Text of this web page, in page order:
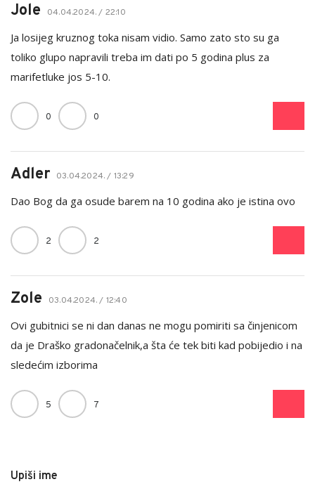
Jole 04.04.2024. / 22:10
Ja losijeg kruznog toka nisam vidio. Samo zato sto su ga
toliko glupo napravili treba im dati po 5 godina plus za
marifetluke jos 5-10.
0 0
Adler 03.04.2024. / 13:29
Dao Bog da ga osude barem na 10 godina ako je istina ovo
2 2
Zole 03.04.2024. / 12:40
Ovi gubitnici se ni dan danas ne mogu pomiriti sa činjenicom
da je Draško gradonačelnik,a šta će tek biti kad pobijedio i na
sledećim izborima
5 7
Upiši ime